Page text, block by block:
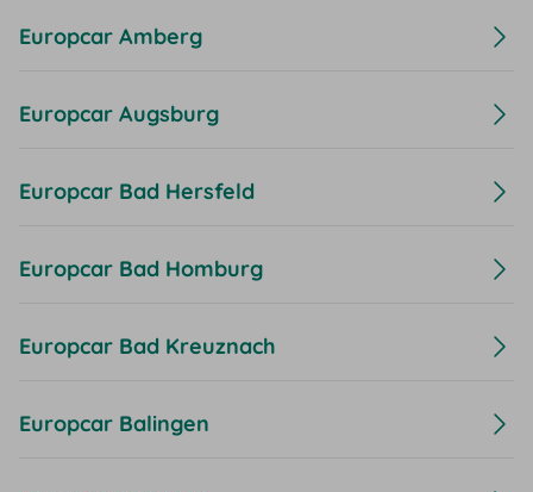
Europcar Amberg
Europcar Augsburg
Europcar Bad Hersfeld
Europcar Bad Homburg
Europcar Bad Kreuznach
Europcar Balingen